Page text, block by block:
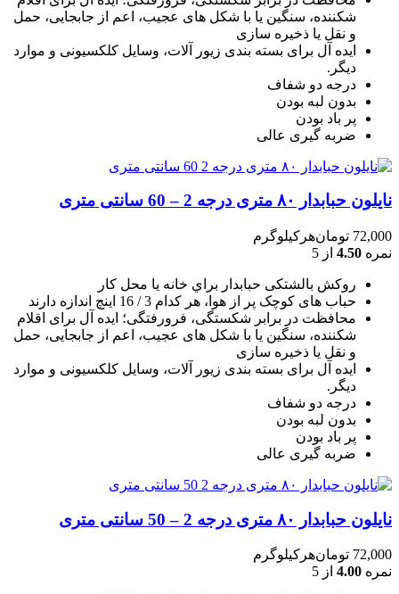
شکننده، سنگين يا با شکل های عجيب، اعم از جابجايی، حمل
و نقل يا ذخيره سازی
ایده آل برای بسته بندی زیور آلات، وسایل کلکسیونی و موارد
دیگر.
درجه دو شفاف
بدون لبه بودن
پر باد بودن
ضربه گیری عالی
نایلون حبابدار ۸۰ متری درجه 2 – 60 سانتی متری
72,000 تومانهرکیلوگرم
نمره 4.50 از 5
روکش بالشتکی حبابدار براي خانه يا محل کار
حباب های کوچک پر از هوا، هر کدام 3 / 16 اينچ اندازه دارند
محافظت در برابر شکستگی، فرورفتگی؛ ايده آل برای اقلام
شکننده، سنگين يا با شکل های عجيب، اعم از جابجايی، حمل
و نقل يا ذخيره سازی
ایده آل برای بسته بندی زیور آلات، وسایل کلکسیونی و موارد
دیگر.
درجه دو شفاف
بدون لبه بودن
پر باد بودن
ضربه گیری عالی
نایلون حبابدار ۸۰ متری درجه 2 – 50 سانتی متری
72,000 تومانهرکیلوگرم
نمره 4.00 از 5